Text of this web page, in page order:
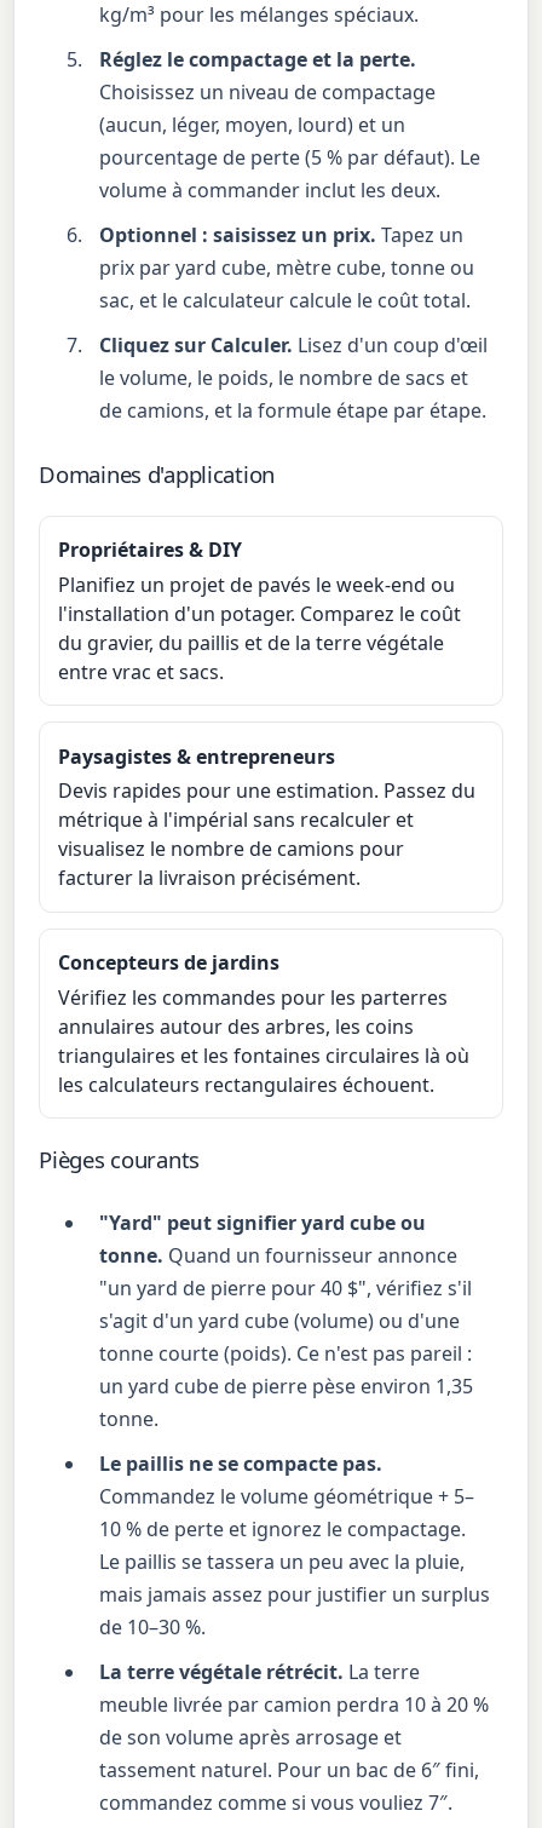
kg/m³ pour les mélanges spéciaux.
Réglez le compactage et la perte.
Choisissez un niveau de compactage
(aucun, léger, moyen, lourd) et un
pourcentage de perte (5 % par défaut). Le
volume à commander inclut les deux.
Optionnel : saisissez un prix. Tapez un
prix par yard cube, mètre cube, tonne ou
sac, et le calculateur calcule le coût total.
Cliquez sur Calculer. Lisez d'un coup d'œil
le volume, le poids, le nombre de sacs et
de camions, et la formule étape par étape.
Domaines d'application
Propriétaires & DIY
Planifiez un projet de pavés le week-end ou
l'installation d'un potager. Comparez le coût
du gravier, du paillis et de la terre végétale
entre vrac et sacs.
Paysagistes & entrepreneurs
Devis rapides pour une estimation. Passez du
métrique à l'impérial sans recalculer et
visualisez le nombre de camions pour
facturer la livraison précisément.
Concepteurs de jardins
Vérifiez les commandes pour les parterres
annulaires autour des arbres, les coins
triangulaires et les fontaines circulaires là où
les calculateurs rectangulaires échouent.
Pièges courants
"Yard" peut signifier yard cube ou
tonne. Quand un fournisseur annonce
"un yard de pierre pour 40 $", vérifiez s'il
s'agit d'un yard cube (volume) ou d'une
tonne courte (poids). Ce n'est pas pareil :
un yard cube de pierre pèse environ 1,35
tonne.
Le paillis ne se compacte pas.
Commandez le volume géométrique + 5–
10 % de perte et ignorez le compactage.
Le paillis se tassera un peu avec la pluie,
mais jamais assez pour justifier un surplus
de 10–30 %.
La terre végétale rétrécit. La terre
meuble livrée par camion perdra 10 à 20 %
de son volume après arrosage et
tassement naturel. Pour un bac de 6″ fini,
commandez comme si vous vouliez 7″.